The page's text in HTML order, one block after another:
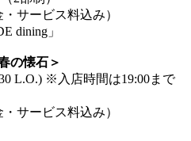
サービス料込み）
dining」
の懐石＞
L.O.) ※入店時間は19:00まで
サービス料込み）